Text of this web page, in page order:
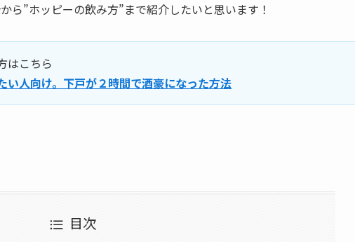
ら”ホッピーの飲み方”まで紹介したいと思います！
はこちら
い人向け。下戸が２時間で酒豪になった方法
目次